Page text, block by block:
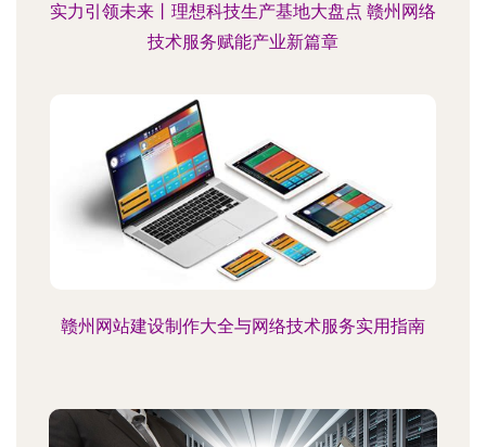
实力引领未来丨理想科技生产基地大盘点 赣州网络
技术服务赋能产业新篇章
赣州网站建设制作大全与网络技术服务实用指南